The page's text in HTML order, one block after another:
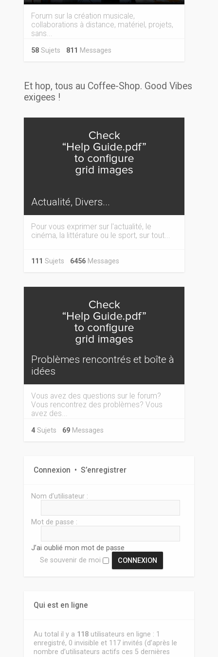
Forum sur la création musicale,
collaborations à distance, matériel, projets,
sans...
58Sujets 811 Messages
Et hop, tous au Coffee-Shop. Good Vibes
exigees !
Actualité, Divers...
Pour vous exprimer sur l'actualité, le
cinéma, la littérature ou le sport, sur tout...
111 Sujets 6456Messages
Problèmes rencontrés et boîte à
idées
Vous avez des questions sur le forum?
Vous rencontrez des problèmes? Vous
avez des...
4Sujets 69Messages
Connexion • S’enregistrer
Nom d’utilisateur :
Mot de passe :
J’ai oublié mon mot de passe
Se souvenir de moi
Qui est en ligne
Au total il y a 118utilisateurs en ligne : 1
enregistré, 0 invisible et 117 invités (d’après le
nombre d’utilisateurs actifs ces 5 dernières